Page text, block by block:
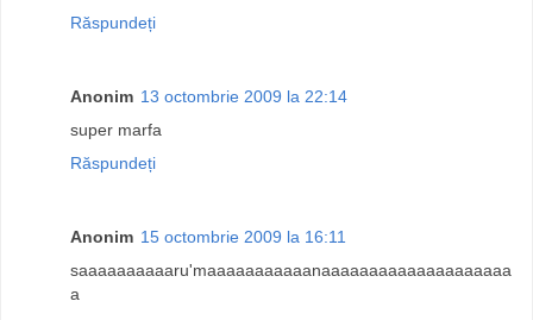
Răspundeți
Anonim 13 octombrie 2009 la 22:14
super marfa
Răspundeți
Anonim 15 octombrie 2009 la 16:11
saaaaaaaaaaru'maaaaaaaaaaanaaaaaaaaaaaaaaaaaaaa
a